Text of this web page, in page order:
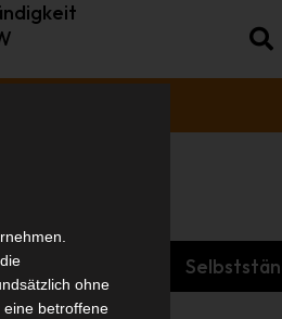
ohne
eine betroffene